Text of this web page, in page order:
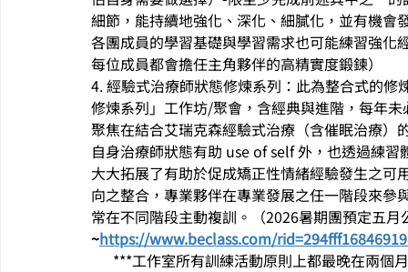
細節，能持續地強化、深化、細膩化，並有機
各團成員的學習基礎與學習需求也可能練習強
每位成員都會擔任主角夥伴的高精實度鍛鍊）
4. 經驗式治療師狀態修煉系列：此為整合式的
修煉系列」工作坊/聚會，含經典與進階，每年
聚焦在結合艾瑞克森經驗式治療（含催眠治療
自身治療師狀態有助 use of self 外，也透過練
大大拓展了有助於促成矯正性情緒經驗發生之
向之整合，專業夥伴在專業發展之任一階段來
常在不同階段主動複訓。（2026暑期團預定五
~https://www.beclass.com/
***工作室所有訓練活動原則上都最晚在兩個